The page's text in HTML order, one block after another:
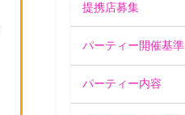
提携店募集
パーティー開催基準
パーティー内容